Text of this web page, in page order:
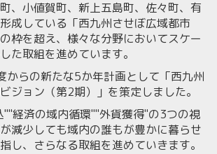
、小値賀町、新上五島町、佐々町、有
成している「西九州させぼ広域都市
枠を超え、様々な分野においてスケー
た取組を進めています。
からの新たな5か年計画として「西九州
ジョン（第2期）」を策定しました。
""経済の域内循環""外貨獲得"の3つの視
減少しても域内の誰もが豊かに暮らせ
し、さらなる取組を進めていきます。